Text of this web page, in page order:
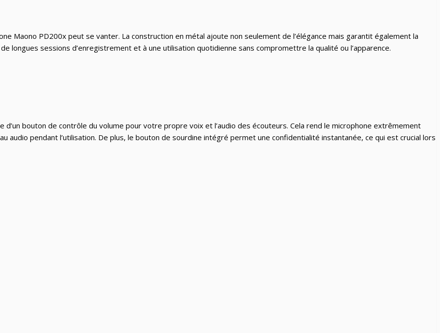
Maono PD200x peut se vanter. La construction en métal ajoute non seulement de l’élégance mais garantit également la
longues sessions d’enregistrement et à une utilisation quotidienne sans compromettre la qualité ou l’apparence.
d’un bouton de contrôle du volume pour votre propre voix et l’audio des écouteurs. Cela rend le microphone extrêmement
audio pendant l’utilisation. De plus, le bouton de sourdine intégré permet une confidentialité instantanée, ce qui est crucial lors